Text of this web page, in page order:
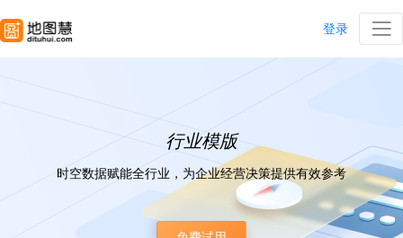
登录
行业模版
时空数据赋能全行业，为企业经营决策提供有效参考